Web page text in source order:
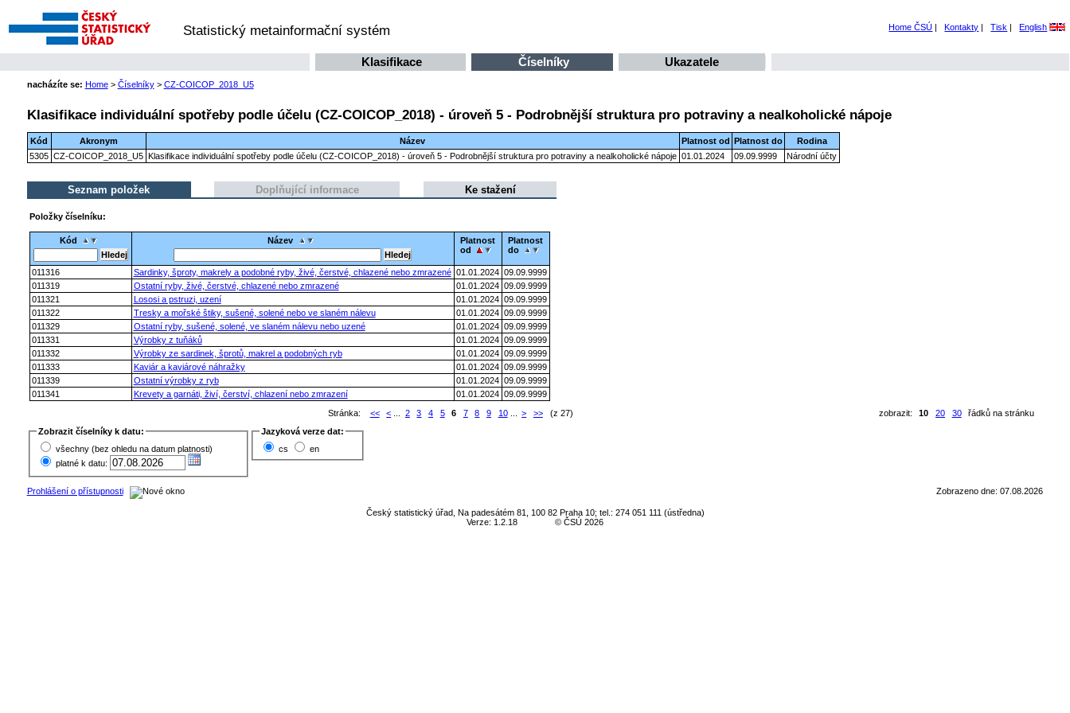
Statistický metainformační systém Home ČSÚ | Kontakty | Tisk | English
Klasifikace Číselníky Ukazatele
nacházíte se: Home> Číselníky> CZ-COICOP_2018_U5
Klasifikace individuální spotřeby podle účelu (CZ-COICOP_2018) - úroveň 5 - Podrobnější struktura pro potraviny a nealkoholické nápoje
Kód Akronym Název Platnost od Platnost do
Rodina
5305 CZ-COICOP_2018_U5 Klasifikace individuální spotřeby podle účelu (CZ-COICOP_2018) - úroveň 5 - Podrobnější struktura pro potraviny a nealkoholické nápoje 01.01.2024 09.09.9999 Národní účty
Seznam položek Doplňující informace Ke stažení
Položky číselníku:
Kód Název
Platnost
od
Platnost
do
011316 Sardinky, šproty, makrely a podobné ryby, živé, čerstvé, chlazené nebo zmrazené 01.01.2024 09.09.9999
011319
Ostatní ryby, živé, čerstvé, chlazené nebo zmrazené 01.01.2024 09.09.9999
011321
Lososi a pstruzi, uzení 01.01.2024 09.09.9999
011322
Tresky a mořské štiky, sušené, solené nebo ve slaném nálevu 01.01.2024 09.09.9999
011329
Ostatní ryby, sušené, solené, ve slaném nálevu nebo uzené 01.01.2024 09.09.9999
011331
Výrobky z tuňáků 01.01.2024 09.09.9999
011332
Výrobky ze sardinek, šprotů, makrel a podobných ryb 01.01.2024 09.09.9999
011333
Kaviár a kaviárové náhražky 01.01.2024 09.09.9999
011339
Ostatní výrobky z ryb 01.01.2024 09.09.9999
011341
Krevety a garnáti, živí, čerství, chlazení nebo zmrazení 01.01.2024 09.09.9999
zobrazit:
10 20 30 řádků na stránku
Stránka: << < 2 3 4 5 6 7 8 9 10... > >>(z 27)
Zobrazit číselníky k datu:
všechny (bez ohledu na datum platnosti)
platné k datu:
Jazyková verze dat:
cs
en
Prohlášení o přístupnosti Zobrazeno dne: 07.08.2026
Český statistický úřad, Na padesátém 81, 100 82 Praha 10; tel.: 274 051 111 (ústředna)
Verze: 1.2.18
© ČSÚ 2026